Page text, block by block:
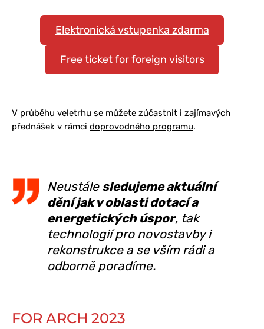
Elektronická vstupenka zdarma
Free ticket for foreign visitors
V průběhu veletrhu se můžete zúčastnit i zajímavých
přednášek v rámci doprovodného programu.
Neustále sledujeme aktuální
dění jak v oblasti dotací a
energetických úspor, tak
technologií pro novostavby i
rekonstrukce a se vším rádi a
odborně poradíme.
FOR ARCH 2023